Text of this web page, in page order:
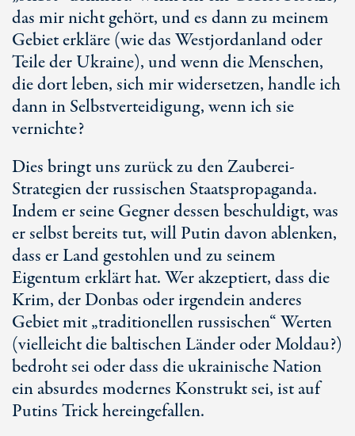
das mir nicht gehört, und es dann zu meinem
Gebiet erkläre (wie das Westjordanland oder
Teile der Ukraine), und wenn die Menschen,
die dort leben, sich mir widersetzen, handle ich
dann in Selbstverteidigung, wenn ich sie
vernichte?
Dies bringt uns zurück zu den Zauberei-
Strategien der russischen Staatspropaganda.
Indem er seine Gegner dessen beschuldigt, was
er selbst bereits tut, will Putin davon ablenken,
dass er Land gestohlen und zu seinem
Eigentum erklärt hat. Wer akzeptiert, dass die
Krim, der Donbas oder irgendein anderes
Gebiet mit „traditionellen russischen“ Werten
(vielleicht die baltischen Länder oder Moldau?)
bedroht sei oder dass die ukrainische Nation
ein absurdes modernes Konstrukt sei, ist auf
Putins Trick hereingefallen.